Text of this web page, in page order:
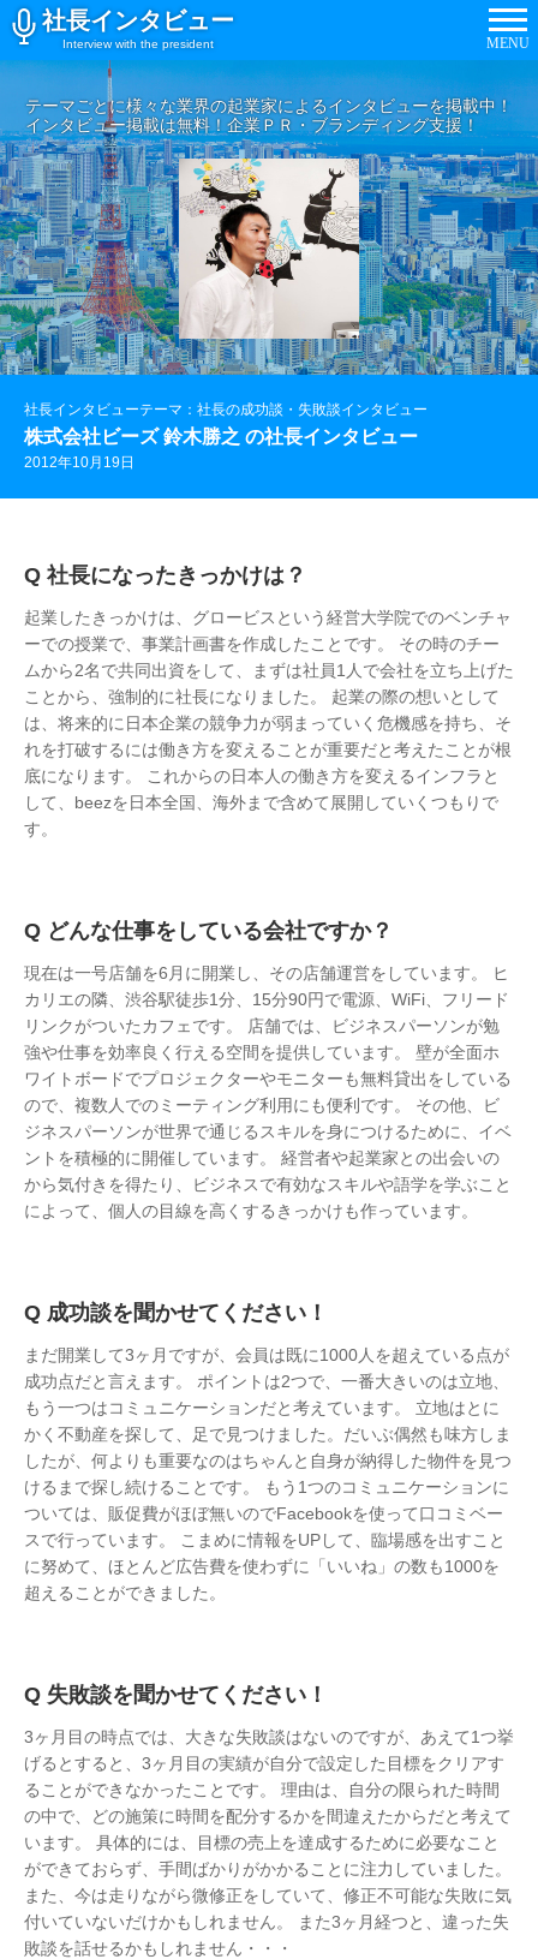
社長インタビュー
Interview with the president MENU
テーマごとに様々な業界の起業家によるインタビューを掲載中！
インタビュー掲載は無料！企業ＰＲ・ブランディング支援！
社長インタビューテーマ：社長の成功談・失敗談インタビュー
株式会社ビーズ 鈴木勝之 の社長インタビュー
2012年10月19日
社長になったきっかけは？
起業したきっかけは、グロービスという経営大学院でのベンチャ
ーでの授業で、事業計画書を作成したことです。 その時のチー
ムから2名で共同出資をして、まずは社員1人で会社を立ち上げた
ことから、強制的に社長になりました。 起業の際の想いとして
は、将来的に日本企業の競争力が弱まっていく危機感を持ち、そ
れを打破するには働き方を変えることが重要だと考えたことが根
底になります。 これからの日本人の働き方を変えるインフラと
して、beezを日本全国、海外まで含めて展開していくつもりで
す。
どんな仕事をしている会社ですか？
現在は一号店舗を6月に開業し、その店舗運営をしています。 ヒ
カリエの隣、渋谷駅徒歩1分、15分90円で電源、WiFi、フリード
リンクがついたカフェです。 店舗では、ビジネスパーソンが勉
強や仕事を効率良く行える空間を提供しています。 壁が全面ホ
ワイトボードでプロジェクターやモニターも無料貸出をしている
ので、複数人でのミーティング利用にも便利です。 その他、ビ
ジネスパーソンが世界で通じるスキルを身につけるために、イベ
ントを積極的に開催しています。 経営者や起業家との出会いの
から気付きを得たり、ビジネスで有効なスキルや語学を学ぶこと
によって、個人の目線を高くするきっかけも作っています。
成功談を聞かせてください！
まだ開業して3ヶ月ですが、会員は既に1000人を超えている点が
成功点だと言えます。 ポイントは2つで、一番大きいのは立地、
もう一つはコミュニケーションだと考えています。 立地はとに
かく不動産を探して、足で見つけました。だいぶ偶然も味方しま
したが、何よりも重要なのはちゃんと自身が納得した物件を見つ
けるまで探し続けることです。 もう1つのコミュニケーションに
ついては、販促費がほぼ無いのでFacebookを使って口コミベー
スで行っています。 こまめに情報をUPして、臨場感を出すこと
に努めて、ほとんど広告費を使わずに「いいね」の数も1000を
超えることができました。
失敗談を聞かせてください！
3ヶ月目の時点では、大きな失敗談はないのですが、あえて1つ挙
げるとすると、3ヶ月目の実績が自分で設定した目標をクリアす
ることができなかったことです。 理由は、自分の限られた時間
の中で、どの施策に時間を配分するかを間違えたからだと考えて
います。 具体的には、目標の売上を達成するために必要なこと
ができておらず、手間ばかりがかかることに注力していました。
また、今は走りながら微修正をしていて、修正不可能な失敗に気
付いていないだけかもしれません。 また3ヶ月経つと、違った失
敗談を話せるかもしれません・・・